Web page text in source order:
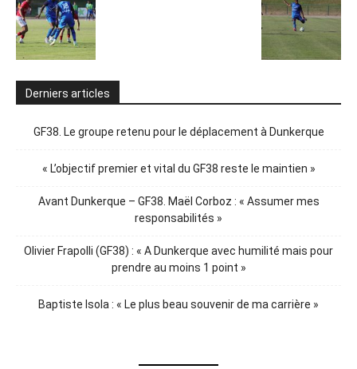
Derniers articles
GF38. Le groupe retenu pour le déplacement à Dunkerque
« L’objectif premier et vital du GF38 reste le maintien »
Avant Dunkerque – GF38. Maël Corboz : « Assumer mes
responsabilités »
Olivier Frapolli (GF38) : « A Dunkerque avec humilité mais pour
prendre au moins 1 point »
Baptiste Isola : « Le plus beau souvenir de ma carrière »